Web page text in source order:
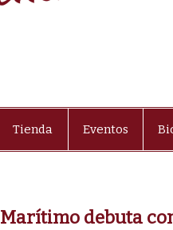
Tienda Eventos
Marítimo debuta